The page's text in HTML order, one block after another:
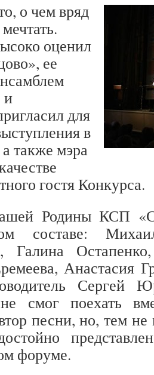
о чем вряд
оценил
ее
и
для
в
также мэра
гостя Конкурса.
Родины КСП
составе:
Галина
Анастасия
Сергей
смог поехать
песни, но, тем не
форуме.